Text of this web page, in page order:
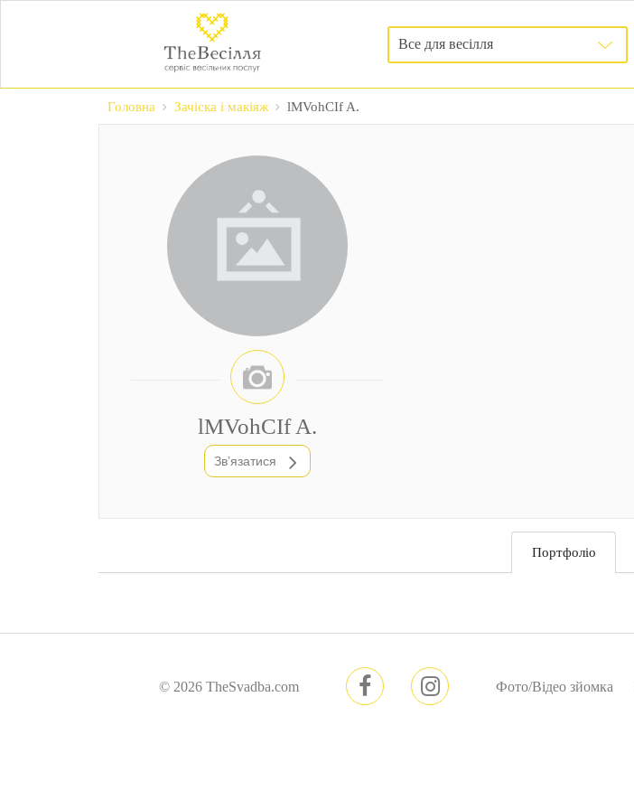
Все для весілля
Головна Зачіска і макіяж lMVohCIf A.
lMVohCIf A.
Зв’язатися
Портфоліо
© 2026 TheSvadba.com Фото/Відео зйомка